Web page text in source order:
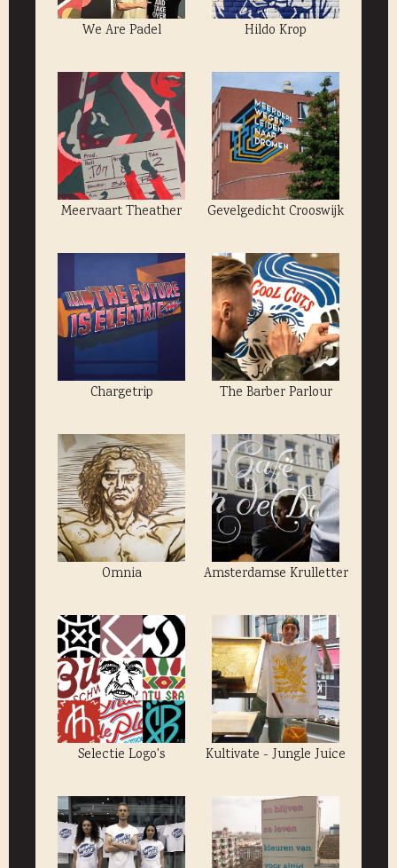
We Are Padel Hildo Krop
Meervaart Theather Gevelgedicht Crooswijk
Chargetrip The Barber Parlour
Omnia Amsterdamse Krulletter
Selectie Logo's Kultivate - Jungle Juice